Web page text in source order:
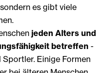
es gibt viele
jeden Alters und
betreffen -
Sportler. Einige Formen